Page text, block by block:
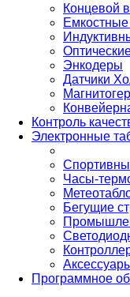
Концевой
Энкодеры
Датчики
Контроль
Электронные
Часы-
Бегущие
Программное